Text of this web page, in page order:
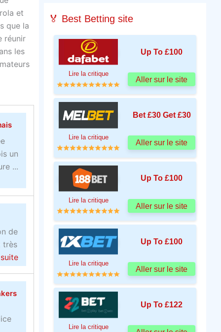
et
que la
réunir
les
un
...
de
très
a
o
🏅 Best Betting site
Up To £100
Lire la critique
Aller sur le site
Bet £30 Get £30
Lire la critique
Aller sur le site
Up To £100
Lire la critique
Aller sur le site
Up To £100
Lire la critique
Aller sur le site
Up To £122
Lire la critique